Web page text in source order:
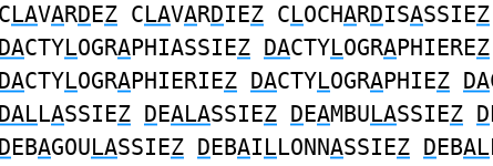
CLAVARDEZ CLAVARDIEZ CLOCHARDISASSIEZ
DACTYLOGRAPHIASSIEZ DACTYLOGRAPHIEREZ
DACTYLOGRAPHIERIEZ DACTYLOGRAPHIEZ DA
DALLASSIEZ DEALASSIEZ DEAMBULASSIEZ D
DEBAGOULASSIEZ DEBAILLONNASSIEZ DEBAL